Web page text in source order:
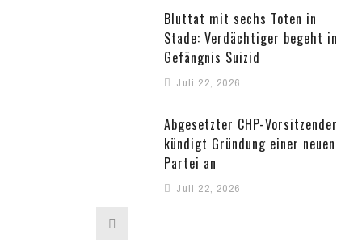
Bluttat mit sechs Toten in
Stade: Verdächtiger begeht in
Gefängnis Suizid
Juli 22, 2026
Abgesetzter CHP-Vorsitzender
kündigt Gründung einer neuen
Partei an
Juli 22, 2026